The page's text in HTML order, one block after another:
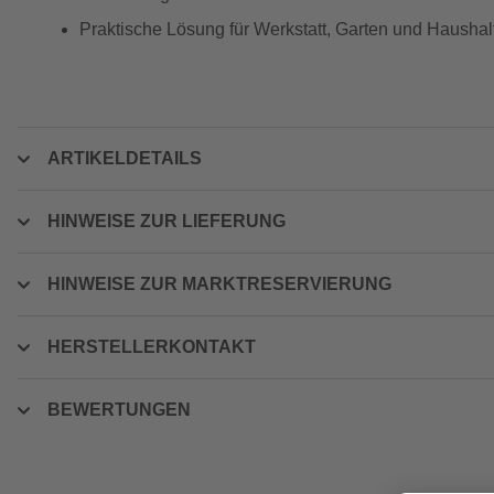
Praktische Lösung für Werkstatt, Garten und
ARTIKELDETAILS
HINWEISE ZUR LIEFERUNG
HINWEISE ZUR MARKTRESERVIERUNG
HERSTELLERKONTAKT
BEWERTUNGEN